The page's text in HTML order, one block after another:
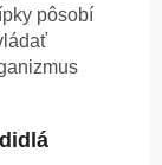
pôsobí